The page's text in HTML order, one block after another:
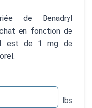
de Benadryl
en fonction de
est de 1 mg de
lbs